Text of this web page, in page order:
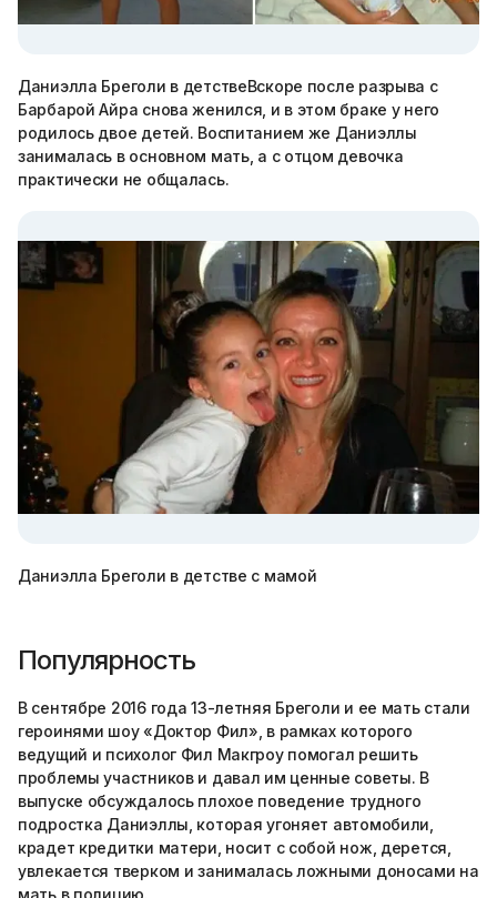
Даниэлла Бреголи в детствеВскоре после разрыва с
Барбарой Айра снова женился, и в этом браке у него
родилось двое детей. Воспитанием же Даниэллы
занималась в основном мать, а с отцом девочка
практически не общалась.
Даниэлла Бреголи в детстве с мамой
Популярность
В сентябре 2016 года 13-летняя Бреголи и ее мать стали
героинями шоу «Доктор Фил», в рамках которого
ведущий и психолог Фил Макгроу помогал решить
проблемы участников и давал им ценные советы. В
выпуске обсуждалось плохое поведение трудного
подростка Даниэллы, которая угоняет автомобили,
крадет кредитки матери, носит с собой нож, дерется,
увлекается тверком и занималась ложными доносами на
мать в полицию.